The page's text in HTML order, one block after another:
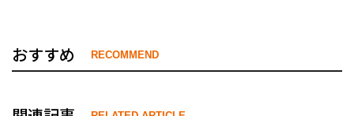
おすすめ RECOMMEND